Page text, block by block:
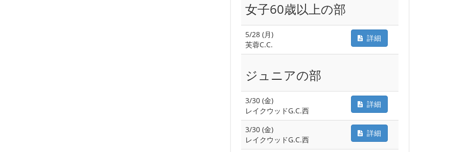
女子60歳以上の部
5/28 (月)
芙蓉C.C.
詳細
ジュニアの部
3/30 (金)
レイクウッドG.C.西
詳細
3/30 (金)
レイクウッドG.C.西
詳細